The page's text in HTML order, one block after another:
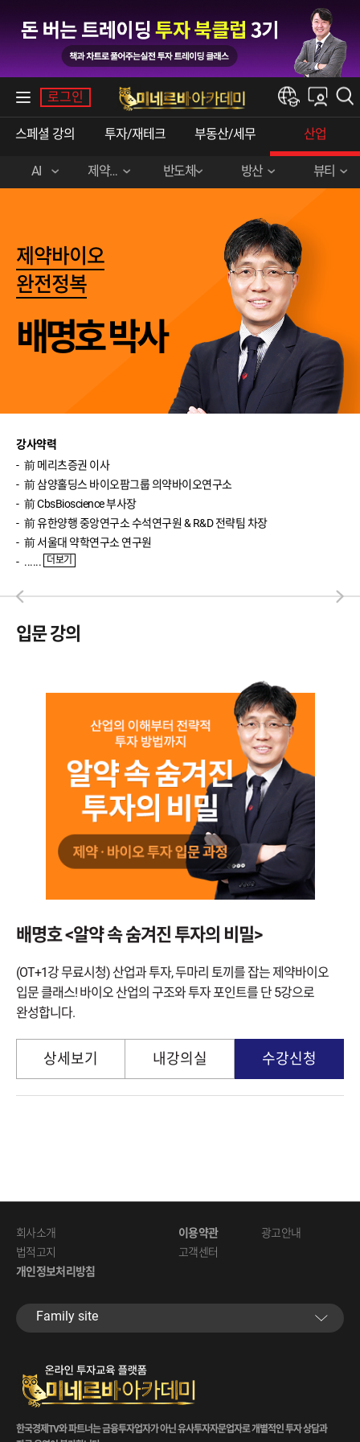
로그인
스페셜 강의 투자/재테크 부동산/세무 산업
한경e아카데미
내강의실
AI 제약바이오 반도체 방산 뷰티
제약바이오
완전정복
배명호 박사
강사약력
前 메리츠증권 이사
前 삼양홀딩스 바이오팜그룹 의약바이오연구소
前 CbsBioscience 부사장
前 유한양행 중앙연구소 수석연구원 & R&D 전략팀 차장
前 서울대 약학연구소 연구원
...... 더보기
입문 강의
배명호 <알약 속 숨겨진 투자의 비밀>
(OT+1강 무료시청) 산업과 투자, 두마리 토끼를 잡는 제약바이오
입문 클래스! 바이오 산업의 구조와 투자 포인트를 단 5강으로
완성합니다.
상세보기 내강의실 수강신청
회사소개
법적고지
개인정보처리방침
이용약관
고객센터
광고안내
Family site
한국경제TV와 파트너는 금융투자업자가 아닌 유사투자자문업자로 개별적인 투자 상담과